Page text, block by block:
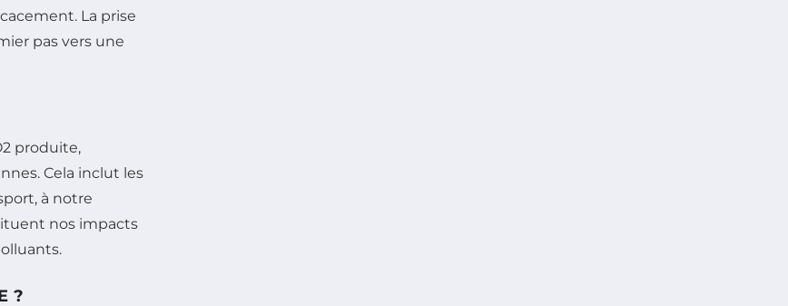
La prise
pas vers une
produite,
Cela inclut les
à notre
nos impacts
?